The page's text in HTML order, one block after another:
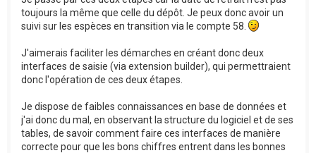
toujours la même que celle du dépôt. Je peux donc avoir un
suivi sur les espèces en transition via le compte 58.
J'aimerais faciliter les démarches en créant donc deux
interfaces de saisie (via extension builder), qui permettraient
donc l'opération de ces deux étapes.
Je dispose de faibles connaissances en base de données et
j'ai donc du mal, en observant la structure du logiciel et de ses
tables, de savoir comment faire ces interfaces de manière
correcte pour que les bons chiffres entrent dans les bonnes